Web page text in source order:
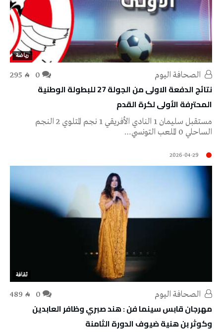
رياضة
295
نتائج الدفعة الاولى من الجولة 27 للبطولة الوطنية
المحترفة الأولى لكرة القدم
مستقبل سليمان 1 النادي الأفريقي 1 نجم المتلوي 2 النجم
الساحلي 0 الملعب التونسي…
2026-04-29
ثقافة
489
مهرجان قابس سينما فن : هند صبري وظافر العابدين
وكوثر بن هنية ضيوف الدورة الثامنة